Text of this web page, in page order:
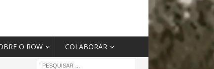
O ROW COLABORAR